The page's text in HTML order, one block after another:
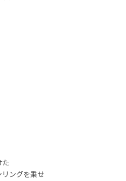
た
ングを乗せ